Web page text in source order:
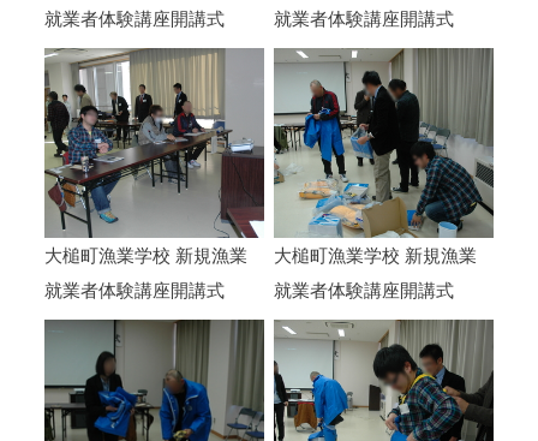
就業者体験講座開講式
就業者体験講座開講式
大槌町漁業学校 新規漁業
就業者体験講座開講式
大槌町漁業学校 新規漁業
就業者体験講座開講式